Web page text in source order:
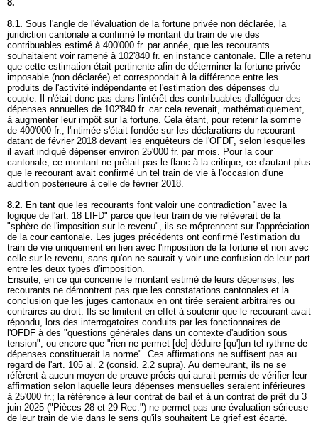
8.
8.1. Sous l'angle de l'évaluation de la fortune privée non déclarée, la
juridiction cantonale a confirmé le montant du train de vie des
contribuables estimé à 400'000 fr. par année, que les recourants
souhaitaient voir ramené à 102'840 fr. en instance cantonale. Elle a retenu
que cette estimation était pertinente afin de déterminer la fortune privée
imposable (non déclarée) et correspondait à la différence entre les
produits de l'activité indépendante et l'estimation des dépenses du
couple. Il n'était donc pas dans l'intérêt des contribuables d'alléguer des
dépenses annuelles de 102'840 fr. car cela revenait, mathématiquement,
à augmenter leur impôt sur la fortune. Cela étant, pour retenir la somme
de 400'000 fr., l'intimée s'était fondée sur les déclarations du recourant
datant de février 2018 devant les enquêteurs de l'OFDF, selon lesquelles
il avait indiqué dépenser environ 25'000 fr. par mois. Pour la cour
cantonale, ce montant ne prêtait pas le flanc à la critique, ce d'autant plus
que le recourant avait confirmé un tel train de vie à l'occasion d'une
audition postérieure à celle de février 2018.
8.2. En tant que les recourants font valoir une contradiction "avec la
logique de l'art. 18 LIFD" parce que leur train de vie relèverait de la
"sphère de l'imposition sur le revenu", ils se méprennent sur l'appréciation
de la cour cantonale. Les juges précédents ont confirmé l'estimation du
train de vie uniquement en lien avec l'imposition de la fortune et non avec
celle sur le revenu, sans qu'on ne saurait y voir une confusion de leur part
entre les deux types d'imposition.
Ensuite, en ce qui concerne le montant estimé de leurs dépenses, les
recourants ne démontrent pas que les constatations cantonales et la
conclusion que les juges cantonaux en ont tirée seraient arbitraires ou
contraires au droit. Ils se limitent en effet à soutenir que le recourant avait
répondu, lors des interrogatoires conduits par les fonctionnaires de
l'OFDF à des "questions générales dans un contexte d'audition sous
tension", ou encore que "rien ne permet [de] déduire [qu']un tel rythme de
dépenses constituerait la norme". Ces affirmations ne suffisent pas au
regard de l'art. 105 al. 2 (consid. 2.2 supra). Au demeurant, ils ne se
réfèrent à aucun moyen de preuve précis qui aurait permis de vérifier leur
affirmation selon laquelle leurs dépenses mensuelles seraient inférieures
à 25'000 fr.; la référence à leur contrat de bail et à un contrat de prêt du 3
juin 2025 ("Pièces 28 et 29 Rec.") ne permet pas une évaluation sérieuse
de leur train de vie dans le sens qu'ils souhaitent Le grief est écarté.